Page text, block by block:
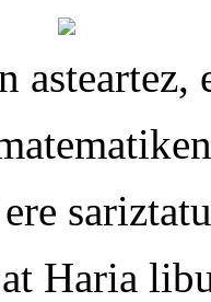
asteartez,
Haria